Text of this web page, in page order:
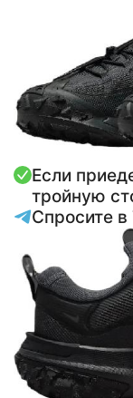
Если
тройную
Спросите